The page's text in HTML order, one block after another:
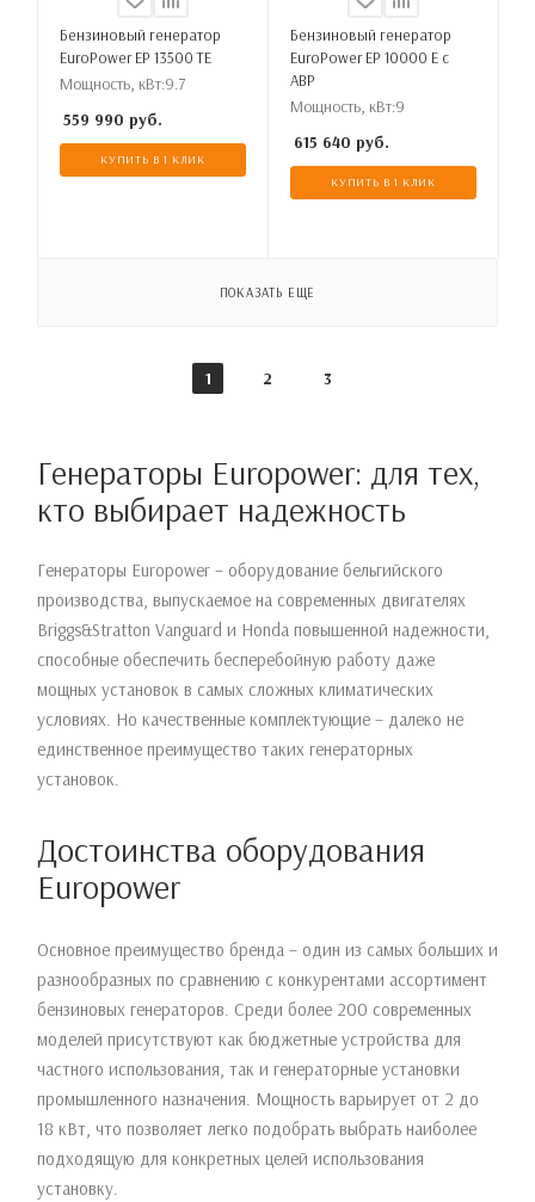
Бензиновый генератор
EuroPower EP 13500 TE
Мощность, кВт:9.7
559 990 руб.
КУПИТЬ В 1 КЛИК
Бензиновый генератор
EuroPower EP 10000 E с
АВР
Мощность, кВт:9
615 640 руб.
КУПИТЬ В 1 КЛИК
ПОКАЗАТЬ ЕЩЕ
1 2 3
Генераторы Europower: для тех,
кто выбирает надежность
Генераторы Europower – оборудование бельгийского
производства, выпускаемое на современных двигателях
Briggs&Stratton Vanguard и Honda повышенной надежности,
способные обеспечить бесперебойную работу даже
мощных установок в самых сложных климатических
условиях. Но качественные комплектующие – далеко не
единственное преимущество таких генераторных
установок.
Достоинства оборудования
Europower
Основное преимущество бренда – один из самых больших и
разнообразных по сравнению с конкурентами ассортимент
бензиновых генераторов. Среди более 200 современных
моделей присутствуют как бюджетные устройства для
частного использования, так и генераторные установки
промышленного назначения. Мощность варьирует от 2 до
18 кВт, что позволяет легко подобрать выбрать наиболее
подходящую для конкретных целей использования
установку.